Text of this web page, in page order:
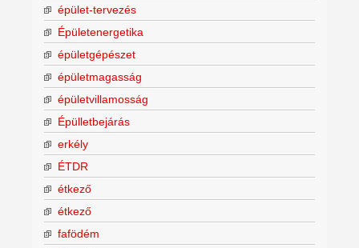
épület-tervezés
Épületenergetika
épületgépészet
épületmagasság
épületvillamosság
Épülletbejárás
erkély
ÉTDR
étkező
étkező
fafödém